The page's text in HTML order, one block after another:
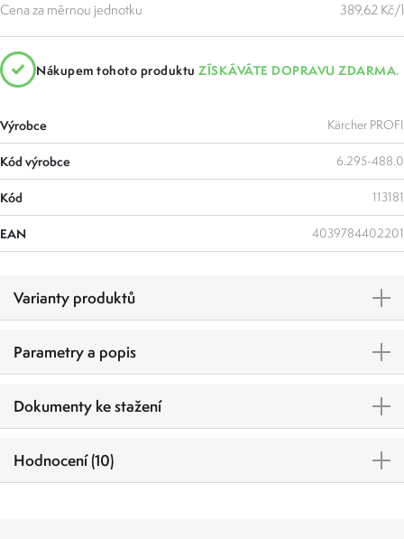
Cena za měrnou jednotku 389,62 Kč/l
Nákupem tohoto produktu ZÍSKÁVÁTE DOPRAVU ZDARMA.
Výrobce Kärcher PROFI
Kód výrobce 6.295-488.0
Kód 113181
EAN 4039784402201
Varianty produktů
Parametry a popis
Dokumenty ke stažení
Hodnocení (10)